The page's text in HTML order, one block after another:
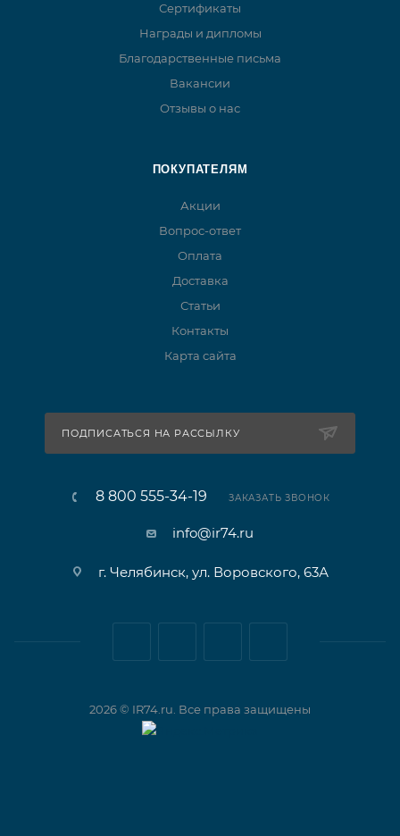
Сертификаты
Награды и дипломы
Благодарственные письма
Вакансии
Отзывы о нас
ПОКУПАТЕЛЯМ
Акции
Вопрос-ответ
Оплата
Доставка
Статьи
Контакты
Карта сайта
ПОДПИСАТЬСЯ НА РАССЫЛКУ
8 800 555-34-19 ЗАКАЗАТЬ ЗВОНОК
info@ir74.ru
г. Челябинск, ул. Воровского, 63А
2026 © IR74.ru. Все права защищены